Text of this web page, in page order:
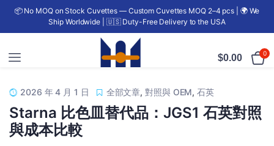
📦 No MOQ on Stock Cuvettes — Custom Cuvettes MOQ 2–4 pcs | 🌍 We
Ship Worldwide | 🇺🇸 Duty-Free Delivery to the USA
$0.00 0
2026 年 4 月 1 日 全部文章,對照與 OEM,石英
Starna 比色皿替代品：JGS1 石英對照
與成本比較